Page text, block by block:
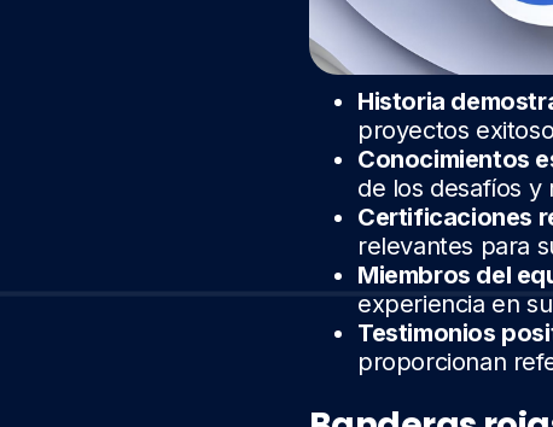
Historia
proyectos
Conocimientos
de los desafíos y
Certificaciones
relevantes para
Miembros del
experiencia en
Testimonios
proporcionan